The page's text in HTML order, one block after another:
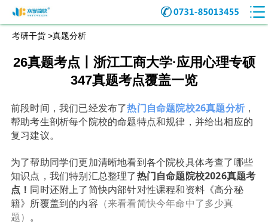
考研干货 >真题分析
26真题考点丨浙江工商大学·应用心理专硕
347真题考点覆盖一览
前段时间，我们已经发布了热门自命题院校26真题分析，
帮助考生剖析每个院校的命题特点和规律，并给出相应的
复习建议。
为了帮助同学们更加清晰地看到各个院校具体考查了哪些
知识点，我们特别汇总整理了热门自命题院校2026真题考
点！ 同时还附上了简快内部针对性课程和资料《高分秘
籍》所覆盖到的内容 （来看看简快今年命中了多少真
题） 。